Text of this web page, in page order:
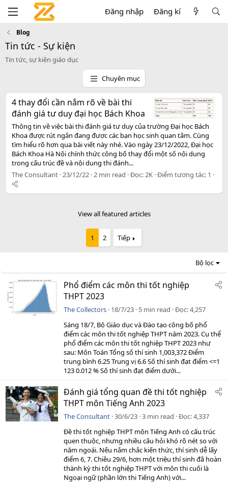
Đăng nhập Đăng kí
Blog
Tin tức - Sự kiện
Tin tức, sự kiện giáo dục
Chuyên mục
4 thay đổi cần nắm rõ về bài thi
đánh giá tư duy đại học Bách Khoa
Thông tin về việc bài thi đánh giá tư duy của trường Đại học Bách
Khoa được rút ngắn đang được các bạn học sinh quan tâm. Cùng
tìm hiểu rõ hơn qua bài viết này nhé. Vào ngày 23/12/2022, Đại học
Bách Khoa Hà Nội chính thức công bố thay đổi một số nội dung
trong cấu trúc đề và nội dung thi đánh...
The Consultant 23/12/22 2 min read Đọc: 2K Điểm tương tác: 1
View all featured articles
1 2 Tiếp
Bộ lọc
Phổ điểm các môn thi tốt nghiệp
THPT 2023
The Collectors 18/7/23 5 min read Đọc 4,257
Sáng 18/7, Bộ Giáo dục và Đào tạo công bố phổ
điểm các môn thi tốt nghiệp THPT năm 2023. Cụ thể
phổ điểm các môn thi tốt nghiệp THPT 2023 như
sau: Môn Toán Tổng số thí sinh 1,003,372 Điểm
trung bình 6.25 Trung vị 6.6 Số thí sinh đạt điểm <=1
123 0.012 % Số thí sinh đạt điểm dưới...
Đánh giá tổng quan đề thi tốt nghiệp
THPT môn Tiếng Anh 2023
The Consultant 30/6/23 3 min read Đọc 4,337
Đề thi tốt nghiệp THPT môn Tiếng Anh có cấu trúc
quen thuộc, nhưng nhiều câu hỏi khó rõ nét so với
năm ngoái. Nếu nắm chắc kiến thức, thí sinh dễ lấy
điểm 6, 7. Chiều 29/6, hơn một triệu thí sinh đã hoàn
thành kỳ thi tốt nghiệp THPT với môn thi cuối là
Ngoại ngữ (phần lớn thi Tiếng Anh) với...